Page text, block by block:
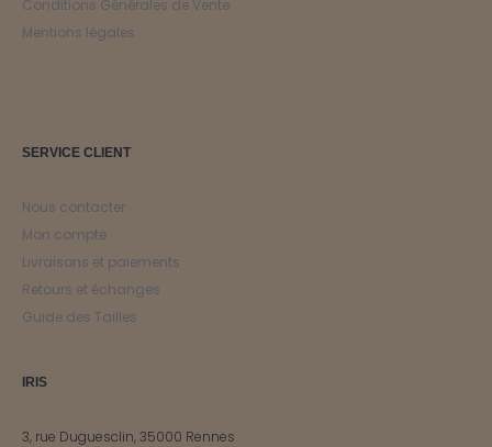
Conditions Générales de Vente
Mentions légales
SERVICE CLIENT
Nous contacter
Mon compte
Livraisons et paiements
Retours et échanges
Guide des Tailles
IRIS
3, rue Duguesclin, 35000 Rennes